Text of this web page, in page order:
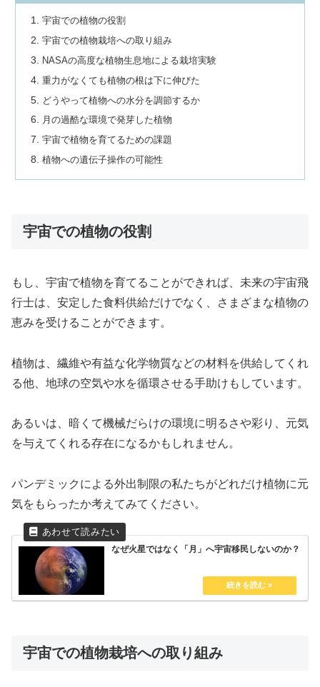
宇宙での植物の役割
宇宙での植物栽培への取り組み
NASAの高度な植物生息地による栽培実験
重力がなくても植物の根は下に伸びた
どうやって植物への水分を調節するか
月の過酷な環境で発芽した植物
宇宙で植物を育てるための課題
植物への遺伝子操作の可能性
宇宙での植物の役割
もし、宇宙で植物を育てることができれば、未来の宇宙飛
行士は、安定した食料供給だけでなく、さまざまな植物の
恵みを受けることができます。
植物は、繊維や有益な化学物質などの材料を供給してくれ
る他、地球の空気や水を循環させる手助けもしています。
あるいは、暗くて機械だらけの環境に明るさや彩り、元気
を与えてくれる存在になるかもしれません。
パンデミックによる外出制限の私たちがどれだけ植物に元
気をもらったか考えてみてください。
なぜ火星ではなく「月」へ宇宙移民しないのか？
宇宙での植物栽培への取り組み